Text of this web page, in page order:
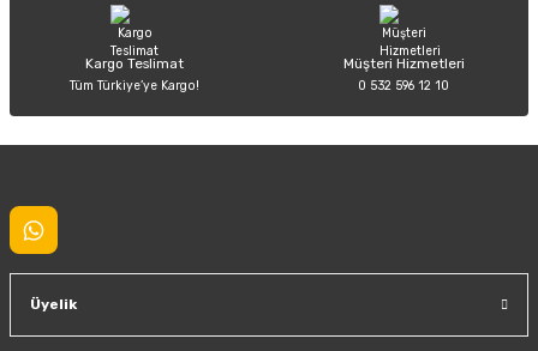
Kargo Teslimat
Tüm Türkiye’ye Kargo!
Müşteri Hizmetleri
0 532 596 12 10
Üyelik